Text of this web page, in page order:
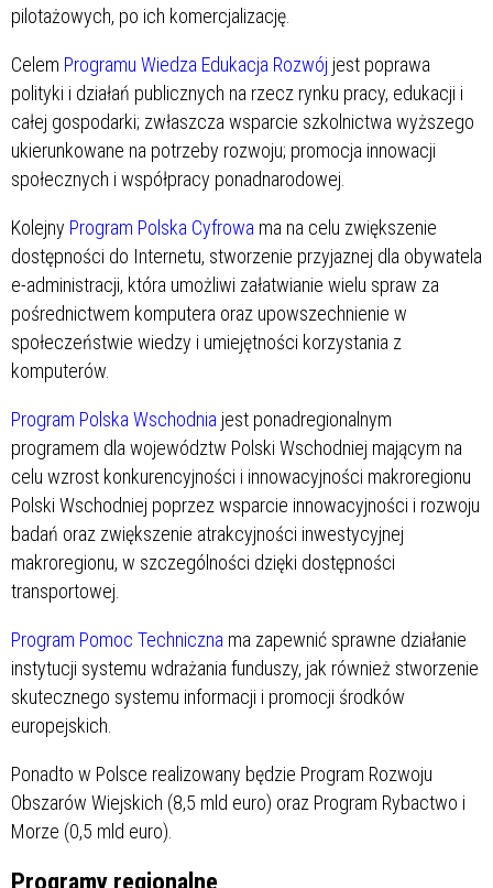
pilotażowych, po ich komercjalizację.
Celem Programu Wiedza Edukacja Rozwój jest poprawa
polityki i działań publicznych na rzecz rynku pracy, edukacji i
całej gospodarki; zwłaszcza wsparcie szkolnictwa wyższego
ukierunkowane na potrzeby rozwoju; promocja innowacji
społecznych i współpracy ponadnarodowej.
Kolejny Program Polska Cyfrowa ma na celu zwiększenie
dostępności do Internetu, stworzenie przyjaznej dla obywatela
e-administracji, która umożliwi załatwianie wielu spraw za
pośrednictwem komputera oraz upowszechnienie w
społeczeństwie wiedzy i umiejętności korzystania z
komputerów.
Program Polska Wschodnia jest ponadregionalnym
programem dla województw Polski Wschodniej mającym na
celu wzrost konkurencyjności i innowacyjności makroregionu
Polski Wschodniej poprzez wsparcie innowacyjności i rozwoju
badań oraz zwiększenie atrakcyjności inwestycyjnej
makroregionu, w szczególności dzięki dostępności
transportowej.
Program Pomoc Techniczna ma zapewnić sprawne działanie
instytucji systemu wdrażania funduszy, jak również stworzenie
skutecznego systemu informacji i promocji środków
europejskich.
Ponadto w Polsce realizowany będzie Program Rozwoju
Obszarów Wiejskich (8,5 mld euro) oraz Program Rybactwo i
Morze (0,5 mld euro).
Programy regionalne